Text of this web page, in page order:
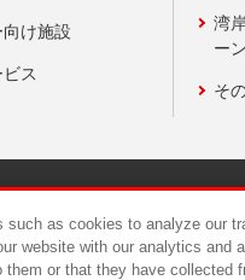
け施設
ス
湾
ー
そ
食品のご
such as cookies to analyze our
website with our analytics and
them or that they have